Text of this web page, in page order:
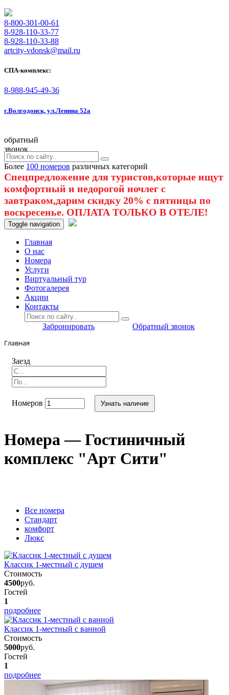
8-800-301-00-61
8-928-110-33-77
8-928-110-33-88
artcity-vdonsk@mail.ru
СПА-комплекс:
8-988-945-49-36
г.Волгодонск, ул.Ленина 52а
обратный
звонок
Более 100 номеров различных категорий
Спецпредложение для туристов,которые ищут
комфортный и недорогой ночлег с
завтраком,дарим скидку 20% с пятницы по
воскресенье. ОПЛАТА ТОЛЬКО В ОТЕЛЕ!
Toggle navigation
Главная
O нас
Номера
Услуги
Виртуальный тур
Фотогалерея
Акции
Контакты
Забронировать Обратный звонок
Главная
Заезд
Номеров Узнать наличие
Номера — Гостиничный
комплекс "Арт Сити"
Вcе номера
Стандарт
комфорт
Люкс
Классик 1-местный с душем
Стоимость
4500руб.
Гостей
1
подробнее
Классик 1-местный с ванной
Стоимость
5000руб.
Гостей
1
подробнее